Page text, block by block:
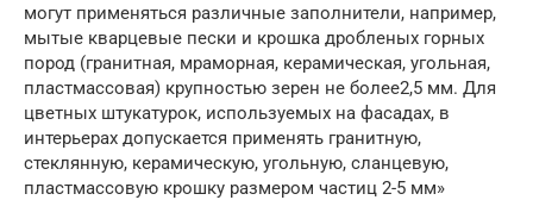
могут применяться различные заполнители, например,
мытые кварцевые пески и крошка дробленых горных
пород (гранитная, мраморная, керамическая, угольная,
пластмассовая) крупностью зерен не более2,5 мм. Для
цветных штукатурок, используемых на фасадах, в
интерьерах допускается применять гранитную,
стеклянную, керамическую, угольную, сланцевую,
пластмассовую крошку размером частиц 2-5 мм»